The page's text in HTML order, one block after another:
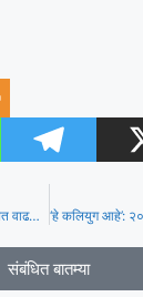
लग्नाच्या काही महिने आधी, मंगेतरसोबत वाढदिवसाला निघालेल्या २६ वर्षीय पुण्याच्या तरुणाचा, लोहगड किल्ल्यावर ४०० फूट पडून दोन मित्रांचा मृत्यू
संबंधित बातम्या